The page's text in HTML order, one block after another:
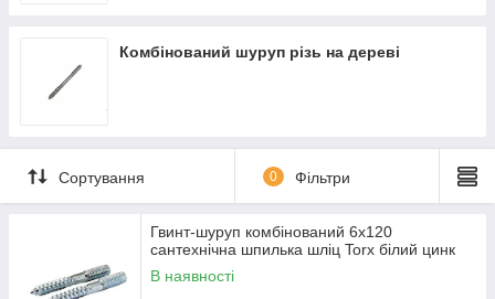
Комбінований шуруп різь на дереві
Сортування 0 Фільтри
Гвинт-шуруп комбінований 6x120
сантехнічна шпилька шліц Torx білий цинк
В наявності